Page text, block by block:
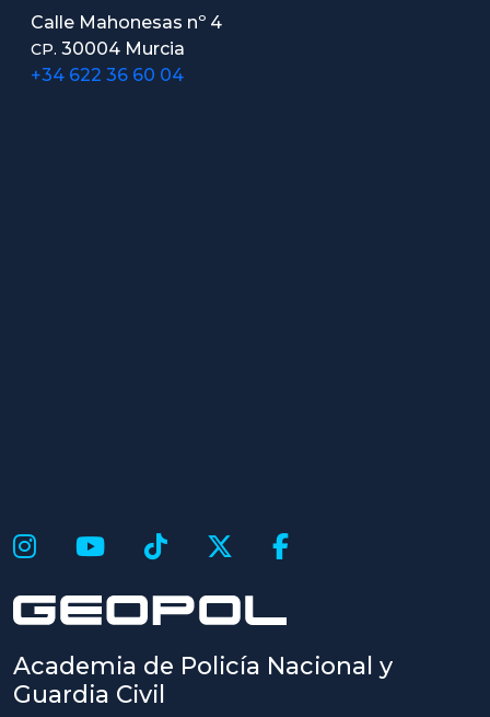
Calle Mahonesas nº 4
CP. 30004 Murcia
+34 622 36 60 04
Academia de Policía Nacional y
Guardia Civil